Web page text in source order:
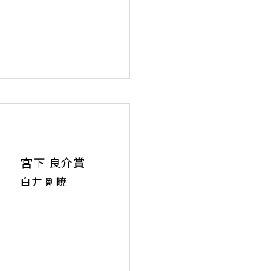
宮下 良介賞
白井 剛暁